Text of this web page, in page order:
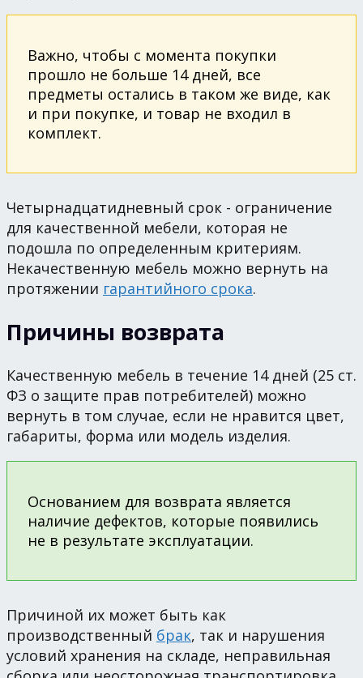
Важно, чтобы с момента покупки
прошло не больше 14 дней, все
предметы остались в таком же виде, как
и при покупке, и товар не входил в
комплект.
Четырнадцатидневный срок - ограничение
для качественной мебели, которая не
подошла по определенным критериям.
Некачественную мебель можно вернуть на
протяжении гарантийного срока.
Причины возврата
Качественную мебель в течение 14 дней (25 ст.
ФЗ о защите прав потребителей) можно
вернуть в том случае, если не нравится цвет,
габариты, форма или модель изделия.
Основанием для возврата является
наличие дефектов, которые появились
не в результате эксплуатации.
Причиной их может быть как
производственный брак, так и нарушения
условий хранения на складе, неправильная